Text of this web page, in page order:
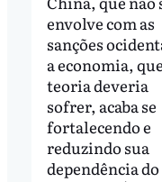
envolve com as
sanções
a economia,
teoria deveria
sofrer, acaba se
fortalecendo e
reduzindo sua
dependência do